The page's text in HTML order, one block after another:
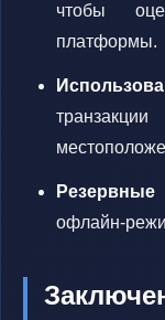
чтобы
платформы.
офлайн-